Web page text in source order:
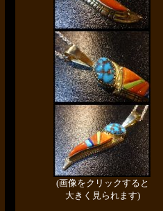
(画像をクリックすると
大きく見られます)